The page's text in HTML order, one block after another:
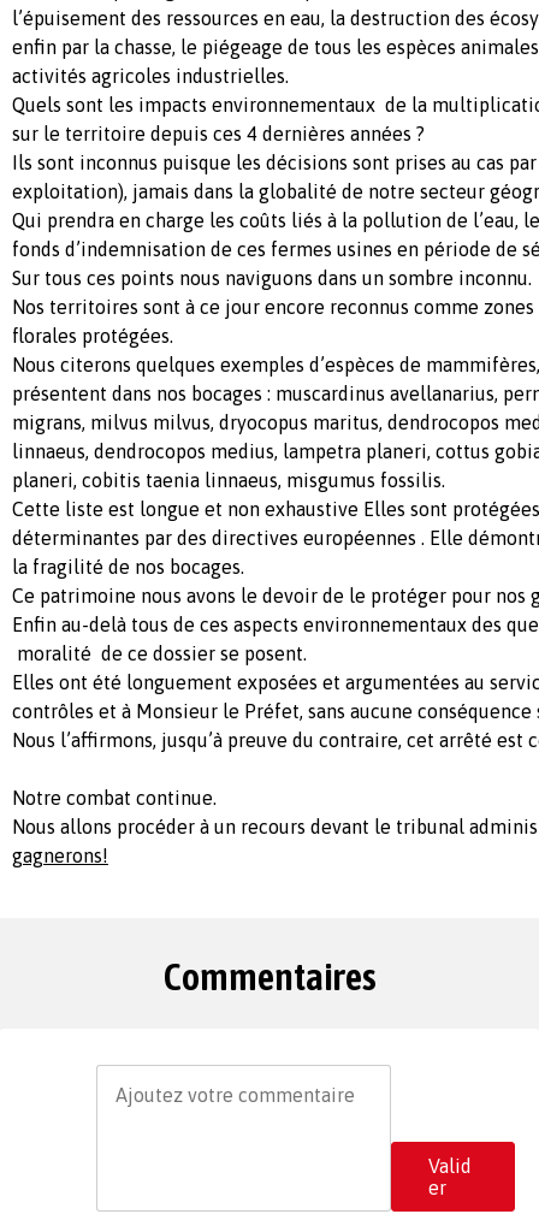
l’épuisement des ressources en eau, la destruction des
enfin par la chasse, le piégeage de tous les espèces
activités agricoles industrielles.
Quels sont les impacts environnementaux de la
sur le territoire depuis ces 4 dernières années ?
Ils sont inconnus puisque les décisions sont prises au cas
exploitation), jamais dans la globalité de notre secteur
Qui prendra en charge les coûts liés à la pollution de l’eau,
fonds d’indemnisation de ces fermes usines en période de
Sur tous ces points nous naviguons dans un sombre inconnu.
Nos territoires sont à ce jour encore reconnus comme
florales protégées.
Nous citerons quelques exemples d’espèces de
présentent dans nos bocages : muscardinus avellanarius,
migrans, milvus milvus, dryocopus maritus, dendrocopos
linnaeus, dendrocopos medius, lampetra planeri, cottus
planeri, cobitis taenia linnaeus, misgumus fossilis.
Cette liste est longue et non exhaustive Elles sont
déterminantes par des directives européennes . Elle
la fragilité de nos bocages.
Ce patrimoine nous avons le devoir de le protéger pour nos
Enfin au-delà tous de ces aspects environnementaux des
moralité de ce dossier se posent.
Elles ont été longuement exposées et argumentées au
contrôles et à Monsieur le Préfet, sans aucune
Nous l’affirmons, jusqu’à preuve du contraire, cet arrêté est
Notre combat continue.
Nous allons procéder à un recours devant le tribunal
gagnerons!
Commentaires
Valid
er